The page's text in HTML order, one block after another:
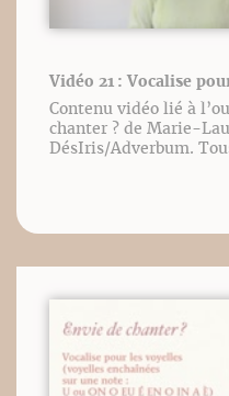
Vidéo 21 : Vocalise
Contenu vidéo lié à
chanter ? de Marie-
DésIris/Adverbum.